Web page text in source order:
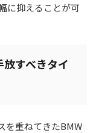
に抑えることが可
放すべきタイ
を重ねてきたBMW